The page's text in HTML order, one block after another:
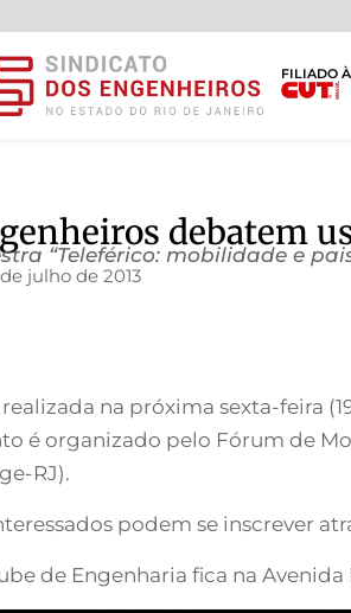
FILIADO
debatem
“Teleférico: mobilidade e
de julho de 2013
realizada na próxima sexta-feira
é organizado pelo Fórum de
RJ).
podem se inscrever
de Engenharia fica na Avenida